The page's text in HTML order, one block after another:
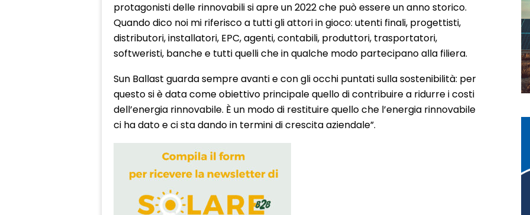
protagonisti delle rinnovabili si apre un 2022 che può essere un anno storico.
Quando dico noi mi riferisco a tutti gli attori in gioco: utenti finali, progettisti,
distributori, installatori, EPC, agenti, contabili, produttori, trasportatori,
softweristi, banche e tutti quelli che in qualche modo partecipano alla filiera.
Sun Ballast guarda sempre avanti e con gli occhi puntati sulla sostenibilità: per
questo si è data come obiettivo principale quello di contribuire a ridurre i costi
dell’energia rinnovabile. È un modo di restituire quello che l’energia rinnovabile
ci ha dato e ci sta dando in termini di crescita aziendale”.